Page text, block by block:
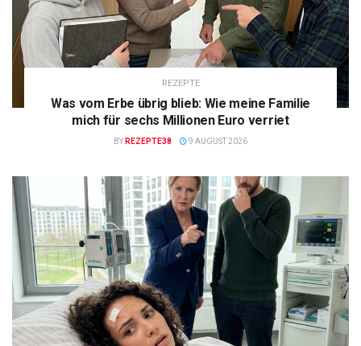
REZEPTE
Was vom Erbe übrig blieb: Wie meine Familie
mich für sechs Millionen Euro verriet
BY REZEPTE38 9 AUGUST 2026